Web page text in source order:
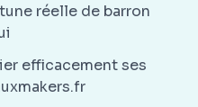
réelle de barron
efficacement ses